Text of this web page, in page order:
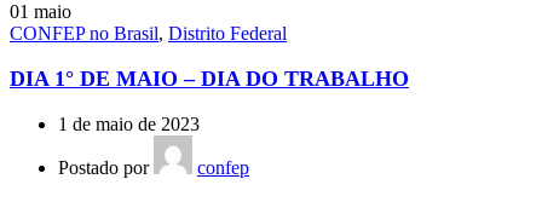
01 maio
CONFEP no Brasil, Distrito Federal
DIA 1° DE MAIO – DIA DO TRABALHO
1 de maio de 2023
Postado por
confep